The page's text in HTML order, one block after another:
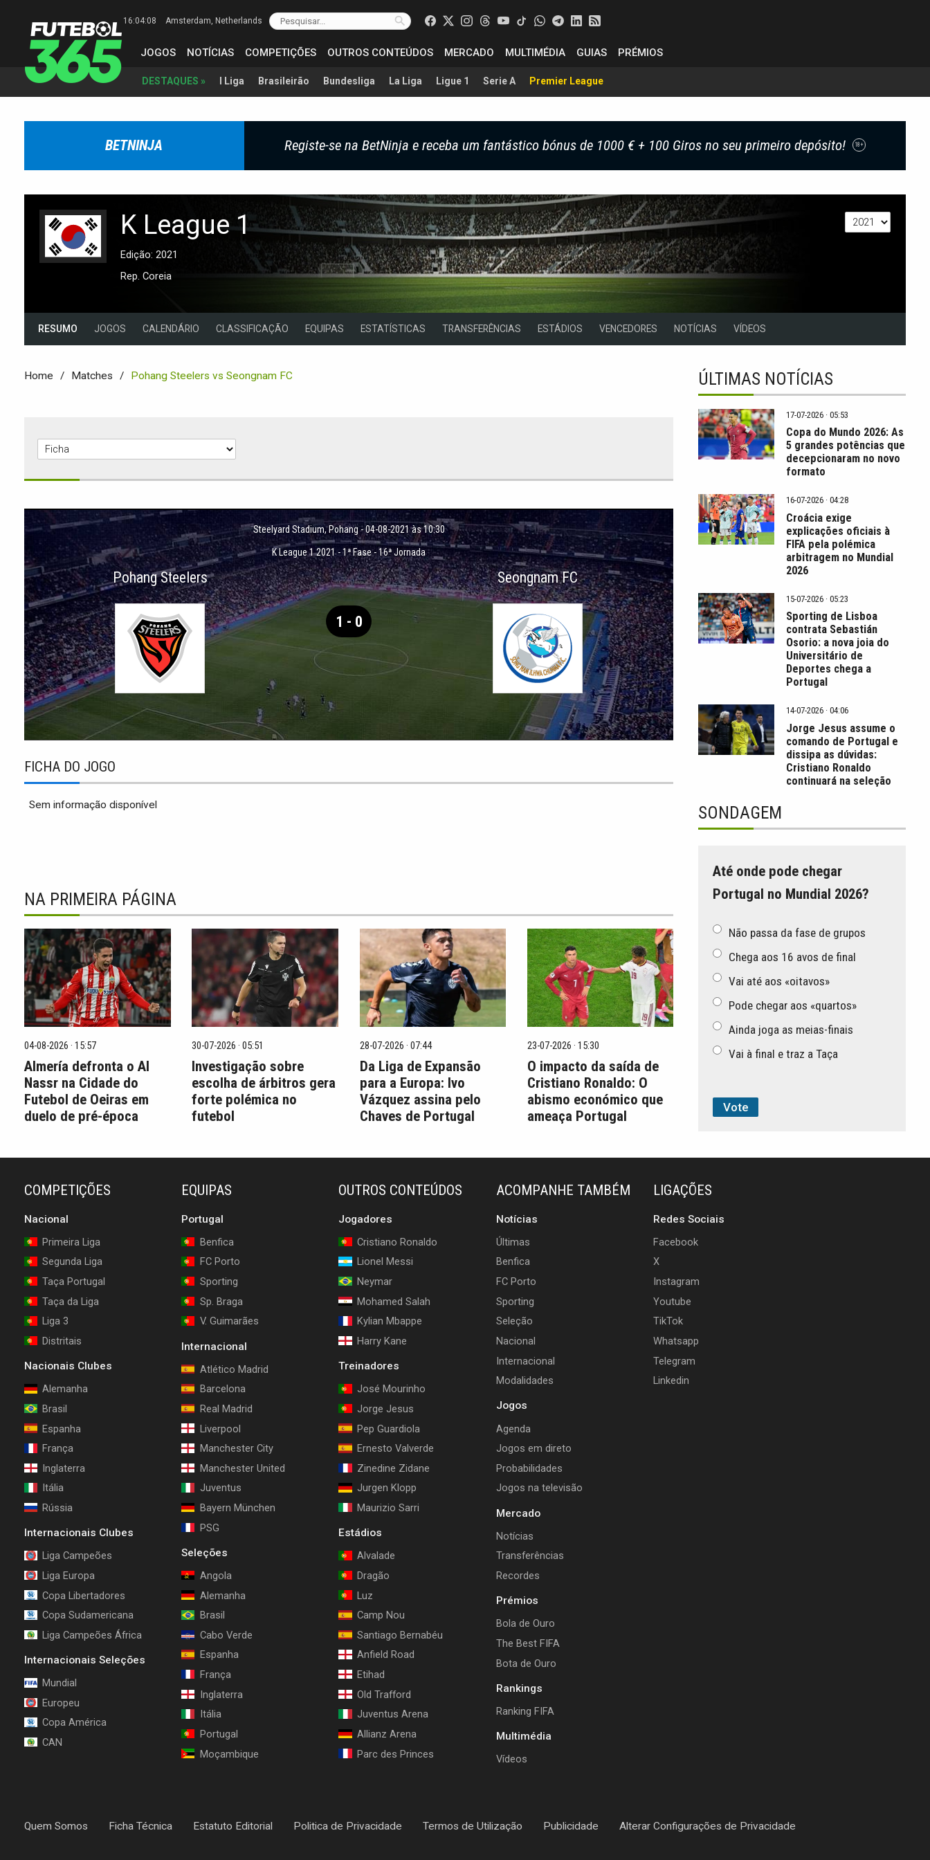
16:04:09 Amsterdam, Netherlands
JOGOS NOTÍCIAS COMPETIÇÕES OUTROS CONTEÚDOS MERCADO MULTIMÉDIA GUIAS PRÉMIOS
DESTAQUES » I Liga Brasileirão Bundesliga La Liga Ligue 1 Serie A Premier League
BETNINJA Registe-se na BetNinja e receba um fantástico bónus de 1000 € + 100 Giros no seu primeiro depósito! 18+
K League 1
Edição: 2021
Rep. Coreia
RESUMO JOGOS CALENDÁRIO CLASSIFICAÇÃO EQUIPAS ESTATÍSTICAS TRANSFERÊNCIAS ESTÁDIOS VENCEDORES NOTÍCIAS VÍDEOS
Home Matches Pohang Steelers vs Seongnam FC
Steelyard Stadium, Pohang - 04-08-2021 às 10:30
K League 1 2021-1ª Fase - 16ª Jornada
Pohang Steelers Seongnam FC
1 - 0
FICHA DO JOGO
Sem informação disponível
NA PRIMEIRA PÁGINA
04-08-2026 · 15:57
Almería defronta o Al
Nassr na Cidade do
Futebol de Oeiras em
duelo de pré-época
30-07-2026 · 05:51
Investigação sobre
escolha de árbitros gera
forte polémica no
futebol
28-07-2026 · 07:44
Da Liga de Expansão
para a Europa: Ivo
Vázquez assina pelo
Chaves de Portugal
23-07-2026 · 15:30
O impacto da saída de
Cristiano Ronaldo: O
abismo económico que
ameaça Portugal
ÚLTIMAS NOTÍCIAS
17-07-2026 · 05:53
Copa do Mundo 2026: As
5 grandes potências que
decepcionaram no novo
formato
16-07-2026 · 04:28
Croácia exige
explicações oficiais à
FIFA pela polémica
arbitragem no Mundial
2026
15-07-2026 · 05:23
Sporting de Lisboa
contrata Sebastián
Osorio: a nova joia do
Universitário de
Deportes chega a
Portugal
14-07-2026 · 04:06
Jorge Jesus assume o
comando de Portugal e
dissipa as dúvidas:
Cristiano Ronaldo
continuará na seleção
SONDAGEM
Até onde pode chegar
Portugal no Mundial 2026?
Não passa da fase de grupos
Chega aos 16 avos de final
Vai até aos «oitavos»
Pode chegar aos «quartos»
Ainda joga as meias-finais
Vai à final e traz a Taça
COMPETIÇÕES
Nacional
Primeira Liga
Segunda Liga
Taça Portugal
Taça da Liga
Liga 3
Distritais
Nacionais Clubes
Alemanha
Brasil
Espanha
França
Inglaterra
Itália
Rússia
Internacionais Clubes
Liga Campeões
Liga Europa
Copa Libertadores
Copa Sudamericana
Liga Campeões África
Internacionais Seleções
Mundial
Europeu
Copa América
CAN
EQUIPAS
Portugal
Benfica
FC Porto
Sporting
Sp. Braga
V. Guimarães
Internacional
Atlético Madrid
Barcelona
Real Madrid
Liverpool
Manchester City
Manchester United
Juventus
Bayern München
PSG
Seleções
Angola
Alemanha
Brasil
Cabo Verde
Espanha
França
Inglaterra
Itália
Portugal
Moçambique
OUTROS CONTEÚDOS
Jogadores
Cristiano Ronaldo
Lionel Messi
Neymar
Mohamed Salah
Kylian Mbappe
Harry Kane
Treinadores
José Mourinho
Jorge Jesus
Pep Guardiola
Ernesto Valverde
Zinedine Zidane
Jurgen Klopp
Maurizio Sarri
Estádios
Alvalade
Dragão
Luz
Camp Nou
Santiago Bernabéu
Anfield Road
Etihad
Old Trafford
Juventus Arena
Allianz Arena
Parc des Princes
ACOMPANHE TAMBÉM
Notícias
Últimas
Benfica
FC Porto
Sporting
Seleção
Nacional
Internacional
Modalidades
Jogos
Agenda
Jogos em direto
Probabilidades
Jogos na televisão
Mercado
Notícias
Transferências
Recordes
Prémios
Bola de Ouro
The Best FIFA
Bota de Ouro
Rankings
Ranking FIFA
Multimédia
Vídeos
LIGAÇÕES
Redes Sociais
Facebook
X
Instagram
Youtube
TikTok
Whatsapp
Telegram
Linkedin
Quem Somos Ficha Técnica Estatuto Editorial Politica de Privacidade Termos de Utilização Publicidade Alterar Configurações de Privacidade